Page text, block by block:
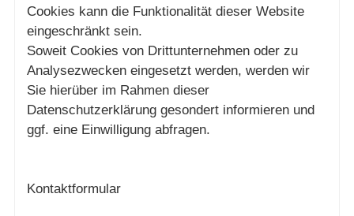
Cookies kann die Funktionalität dieser Website
eingeschränkt sein.
Soweit Cookies von Drittunternehmen oder zu
Analysezwecken eingesetzt werden, werden wir
Sie hierüber im Rahmen dieser
Datenschutzerklärung gesondert informieren und
ggf. eine Einwilligung abfragen.
Kontaktformular